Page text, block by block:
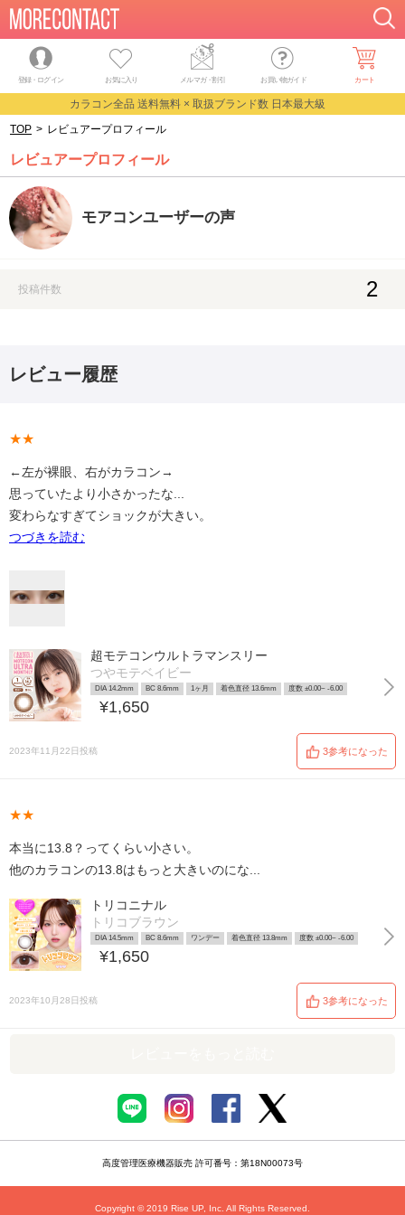
登録・ログイン お気に入り メルマガ・割引 お買い物ガイド カート
カラコン全品 送料無料 × 取扱ブランド数 日本最大級
TOP > レビュアープロフィール
レビュアープロフィール
モアコンユーザーの声
投稿件数 2
レビュー履歴
★★
←左が裸眼、右がカラコン→
思っていたより小さかったな...
変わらなすぎてショックが大きい。
つづきを読む
超モテコンウルトラマンスリー
つやモテベイビー
DIA 14.2mm BC 8.6mm 1ヶ月 着色直径 13.6mm 度数 ±0.00~ -6.00
¥1,650
2023年11月22日投稿 3参考になった
★★
本当に13.8？ってくらい小さい。
他のカラコンの13.8はもっと大きいのにな...
トリコニナル
トリコブラウン
DIA 14.5mm BC 8.6mm ワンデー 着色直径 13.8mm 度数 ±0.00~ -6.00
¥1,650
2023年10月28日投稿 3参考になった
高度管理医療機器販売 許可番号：第18N00073号
Copyright © 2019 Rise UP, Inc. All Rights Reserved.